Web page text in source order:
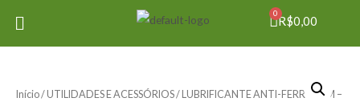
R$0,00
0
Início/UTILIDADES E ACESSÓRIOS/ LUBRIFICANTE ANTI-FERRUGEM –